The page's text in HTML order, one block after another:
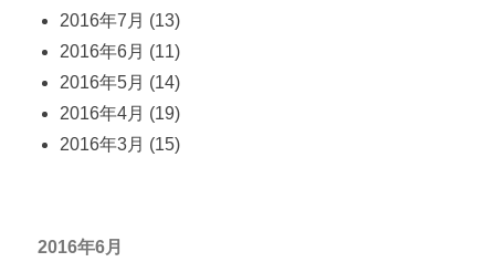
2016年7月 (13)
2016年6月 (11)
2016年5月 (14)
2016年4月 (19)
2016年3月 (15)
2016年6月